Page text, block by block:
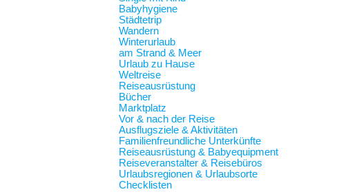
Babyhygiene
Städtetrip
Wandern
Winterurlaub
am Strand & Meer
Urlaub zu Hause
Weltreise
Reiseausrüstung
Bücher
Marktplatz
Vor & nach der Reise
Ausflugsziele & Aktivitäten
Familienfreundliche Unterkünfte
Reiseausrüstung & Babyequipment
Reiseveranstalter & Reisebüros
Urlaubsregionen & Urlaubsorte
Checklisten